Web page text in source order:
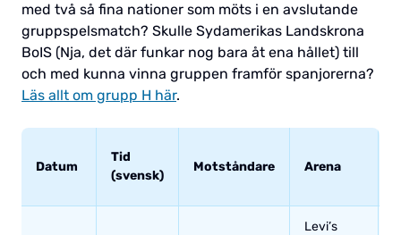
med två så fina nationer som möts i en avslutande
gruppspelsmatch? Skulle Sydamerikas Landskrona
BoIS (Nja, det där funkar nog bara åt ena hållet) till
och med kunna vinna gruppen framför spanjorerna?
Läs allt om grupp H här.
Datum
Tid
(svensk)
Motståndare Arena
Levi’s